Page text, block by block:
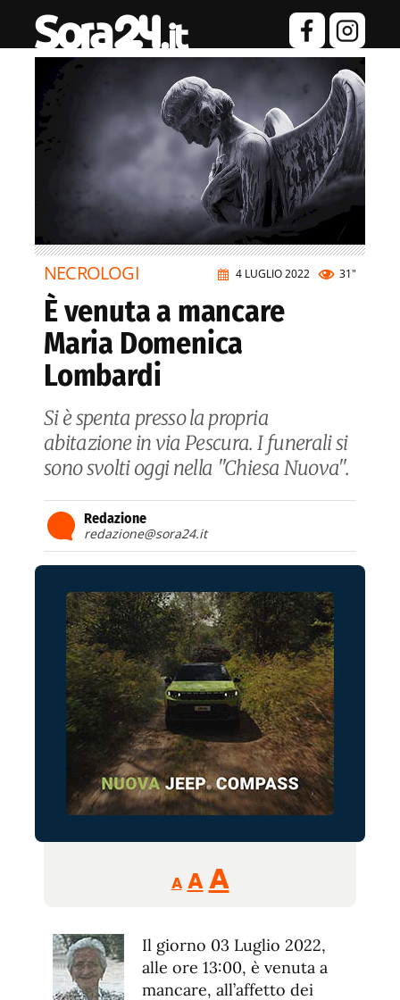
4 LUGLIO 2022 31"
NECROLOGI
È venuta a mancare
Maria Domenica
Lombardi
Si è spenta presso la propria
abitazione in via Pescura. I funerali si
sono svolti oggi nella "Chiesa Nuova".
Redazione
redazione@sora24.it
A
Reducir
tamaño
A Restablecer
de
fuente
AAumentar
de
Il giorno 03 Luglio 2022,
alle ore 13:00, è venuta a
mancare, all’affetto dei